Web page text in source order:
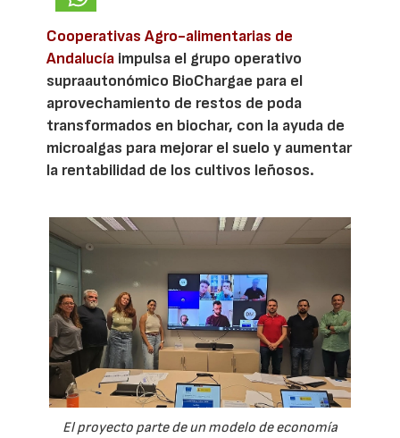
Cooperativas Agro-alimentarias de
Andalucía impulsa el grupo operativo
supraautonómico BioChargae para el
aprovechamiento de restos de poda
transformados en biochar, con la ayuda de
microalgas para mejorar el suelo y aumentar
la rentabilidad de los cultivos leñosos.
El proyecto parte de un modelo de economía